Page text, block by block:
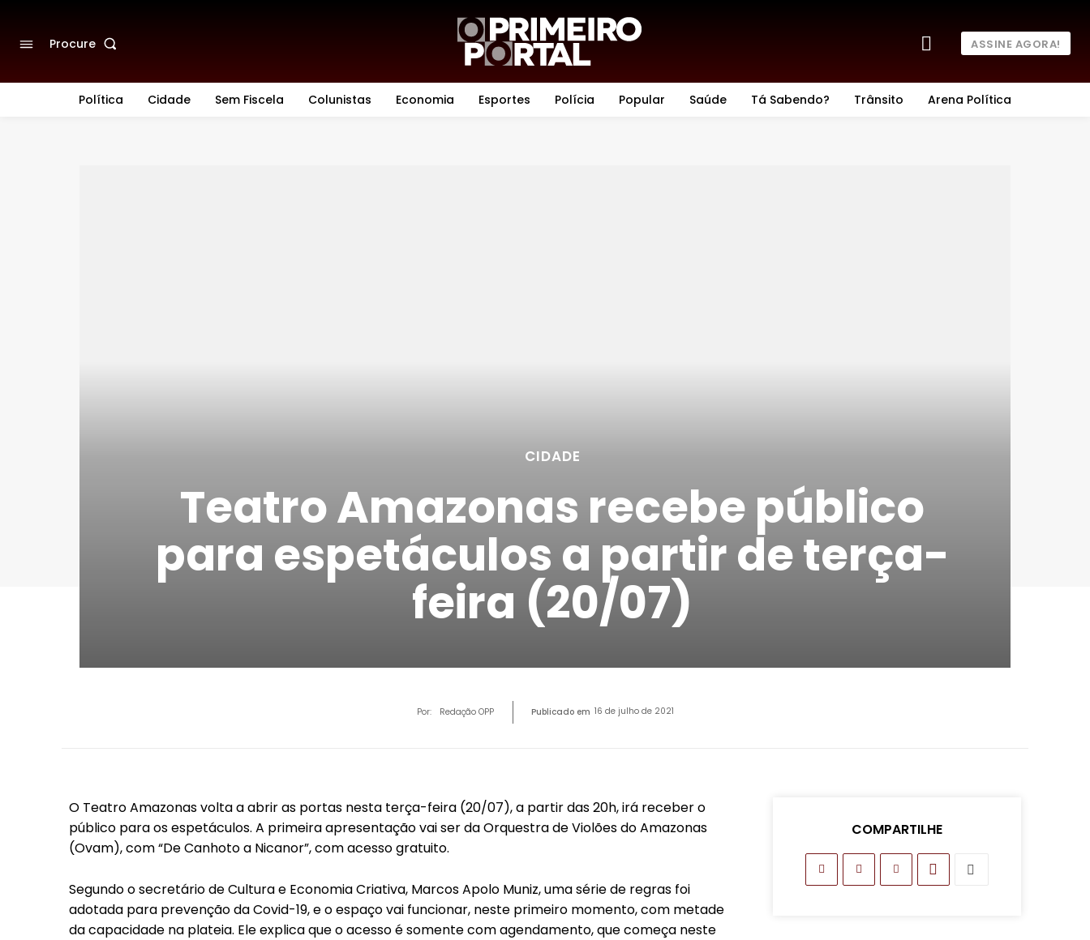
Procure ASSINE AGORA!
Política Cidade Sem Fiscela Colunistas Economia Esportes Polícia Popular Saúde Tá Sabendo? Trânsito Arena Política
CIDADE
Teatro Amazonas recebe público
para espetáculos a partir de terça-
feira (20/07)
Por: Redação OPP Publicado em 16 de julho de 2021
O Teatro Amazonas volta a abrir as portas nesta terça-feira (20/07), a partir das 20h, irá receber o
público para os espetáculos. A primeira apresentação vai ser da Orquestra de Violões do Amazonas
(Ovam), com “De Canhoto a Nicanor”, com acesso gratuito.
Segundo o secretário de Cultura e Economia Criativa, Marcos Apolo Muniz, uma série de regras foi
adotada para prevenção da Covid-19, e o espaço vai funcionar, neste primeiro momento, com metade
da capacidade na plateia. Ele explica que o acesso é somente com agendamento, que começa neste
COMPARTILHE